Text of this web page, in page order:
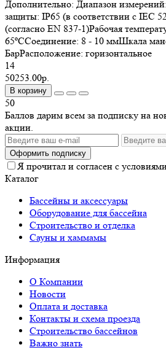
Дополнительно: Диапазон
защиты: IP65 (в соответствии с IEC
(согласно EN 837-1)Рабочая
65ºCСоединение: 8 - 10 ммШкала
БарРасположение: горизонтальное
14
50253.00р.
В корзину
50
Баллов дарим всем за подписку на
акции.
Оформить подписку
Я прочитал и согласен с
Каталог
Бассейны и аксессуары
Оборудование для бассейна
Строительство и отделка
Сауны и хаммамы
Информация
О Компании
Новости
Оплата и доставка
Контакты и схема проезда
Строительство бассейнов
Важно знать